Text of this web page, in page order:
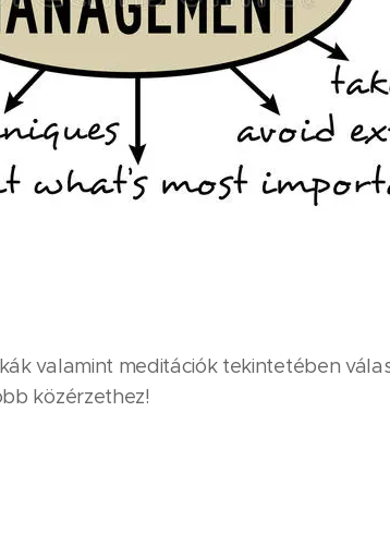
valamint meditációk tekintetében
közérzethez!